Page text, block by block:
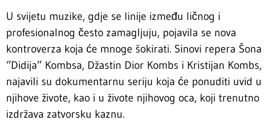
U svijetu muzike, gdje se linije između ličnog i
profesionalnog često zamagljuju, pojavila se nova
kontroverza koja će mnoge šokirati. Sinovi repera Šona
“Didija” Kombsa, Džastin Dior Kombs i Kristijan Kombs,
najavili su dokumentarnu seriju koja će ponuditi uvid u
njihove živote, kao i u živote njihovog oca, koji trenutno
izdržava zatvorsku kaznu.